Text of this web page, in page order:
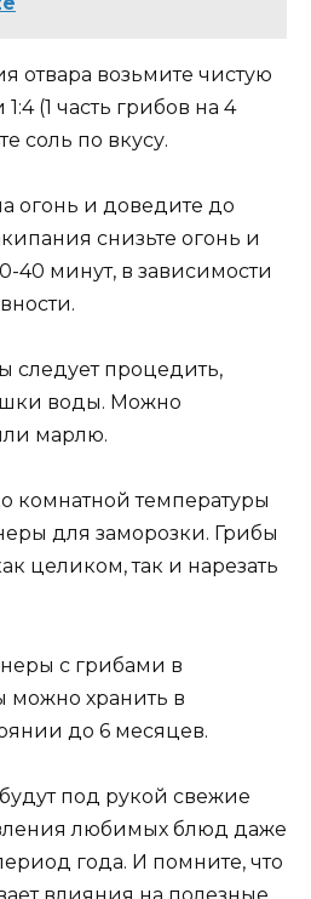
отвара возьмите чистую
(1 часть грибов на 4
соль по вкусу.
огонь и доведите до
снизьте огонь и
40 минут, в зависимости
следует процедить,
воды. Можно
марлю.
комнатной температуры
для заморозки. Грибы
целиком, так и нарезать
с грибами в
можно хранить в
до 6 месяцев.
под рукой свежие
любимых блюд даже
года. И помните, что